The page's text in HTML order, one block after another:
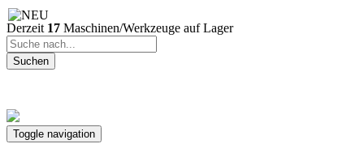
Derzeit 17 Maschinen/Werkzeuge auf Lager
Suchen
Toggle navigation